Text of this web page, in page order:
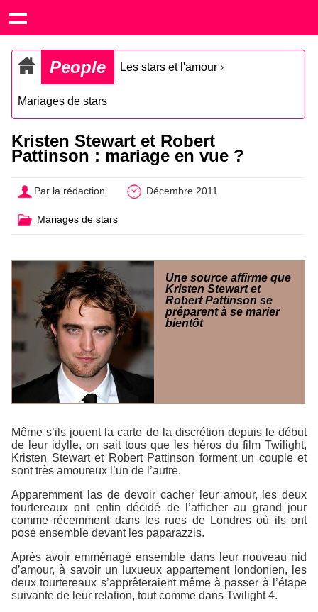
People Les stars et l'amour ›
Mariages de stars
Kristen Stewart et Robert
Pattinson : mariage en vue ?
Par la rédaction Décembre 2011
Mariages de stars
Une source affirme que
Kristen Stewart et
Robert Pattinson se
préparent à se marier
bientôt
Même s’ils jouent la carte de la discrétion depuis le début
de leur idylle, on sait tous que les héros du film Twilight,
Kristen Stewart et Robert Pattinson forment un couple et
sont très amoureux l’un de l’autre.
Apparemment las de devoir cacher leur amour, les deux
tourtereaux ont enfin décidé de l’afficher au grand jour
comme récemment dans les rues de Londres où ils ont
posé ensemble devant les paparazzis.
Après avoir emménagé ensemble dans leur nouveau nid
d’amour, à savoir un luxueux appartement londonien, les
deux tourtereaux s’apprêteraient même à passer à l’étape
suivante de leur relation, tout comme dans Twilight 4.